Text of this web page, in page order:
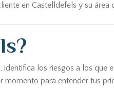
en Castelldefels y su área
los riesgos a los que
momento para entender tus